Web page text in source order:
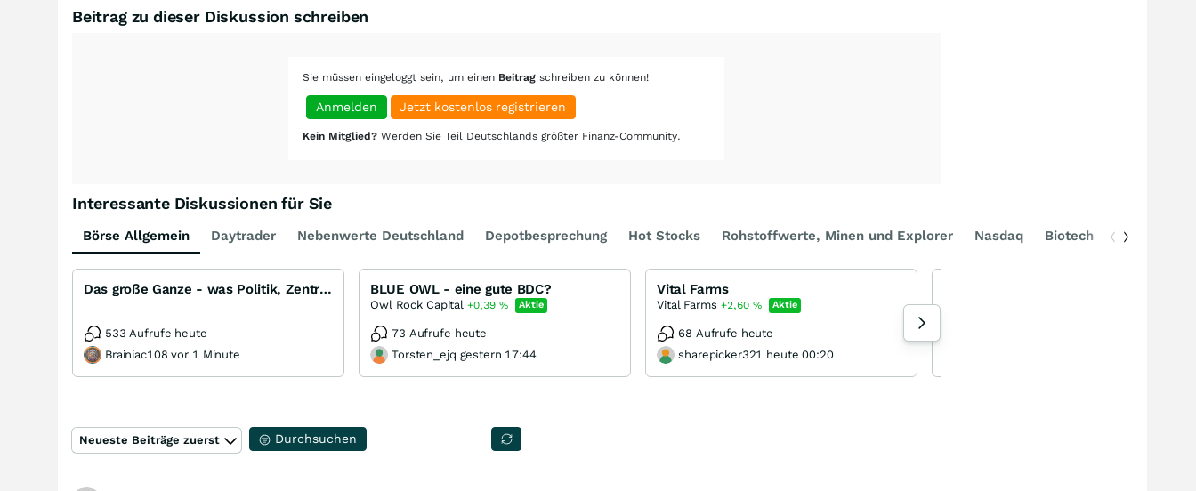
Beitrag zu dieser Diskussion schreiben
Sie müssen eingeloggt sein, um einen Beitrag schreiben zu können!
Anmelden Jetzt kostenlos registrieren
Kein Mitglied? Werden Sie Teil Deutschlands größter Finanz-Community.
Interessante Diskussionen für Sie
Börse Allgemein Daytrader Nebenwerte Deutschland Depotbesprechung Hot Stocks Rohstoffwerte, Minen und Explorer Nasdaq Biotech DAX
Das große Ganze - was Politik, Zentralbanken, Trends, Medien und Gesellschaft mit Aktien, Rohstoffen
533 Aufrufe heute
Brainiac108 vor 1 Minute
BLUE OWL - eine gute BDC?
Owl Rock Capital +0,39 % Aktie
73 Aufrufe heute
Torsten_ejq gestern 17:44
Vital Farms
Vital Farms +2,60 % Aktie
68 Aufrufe heute
sharepicker321 heute 00:20
Neueste Beiträge zuerst Durchsuchen